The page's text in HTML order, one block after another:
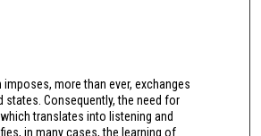
imposes, more than ever, exchanges
states. Consequently, the need for
translates into listening and
in many cases, the learning of